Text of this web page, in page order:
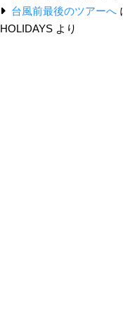
台風前最後のツアーへ
HOLIDAYS より